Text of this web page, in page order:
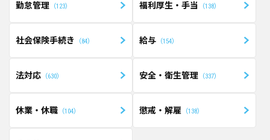
勤怠管理 123 福利厚生・手当 138
社会保険手続き 84 給与 154
法対応 630 安全・衛生管理 337
休業・休職 104 懲戒・解雇 138